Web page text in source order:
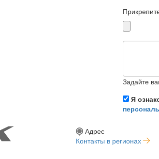
Задайте
Я
Адрес
Контакты в регионах